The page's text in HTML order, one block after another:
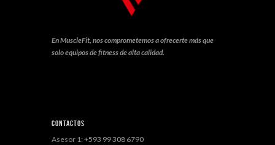
En MuscleFit, nos comprometemos a ofrecerte más que
solo equipos de fitness de alta calidad.
Contactos
Asesor 1: +593 99 308 6790